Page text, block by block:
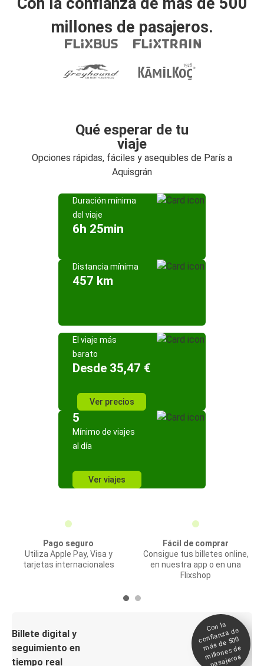
millones de pasajeros.
Qué esperar de tu
viaje
Opciones rápidas, fáciles y asequibles de París a
Aquisgrán
Duración mínima
del viaje
6h 25min
Distancia mínima
457 km
El viaje más
barato
Desde 35,47 €
Ver precios
5
Mínimo de viajes
al día
Ver viajes
Pago seguro
Utiliza Apple Pay, Visa y
tarjetas internacionales
Fácil de comprar
Consigue tus billetes online,
en nuestra app o en una
Flixshop
Billete digital y
seguimiento en
tiempo real
Con la
confianza de
más de 500
millones de
pasajeros